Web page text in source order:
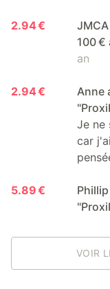
2.94 €
100 €
an
2.94 €
Anne
Je ne
car
5.89 €
VOIR